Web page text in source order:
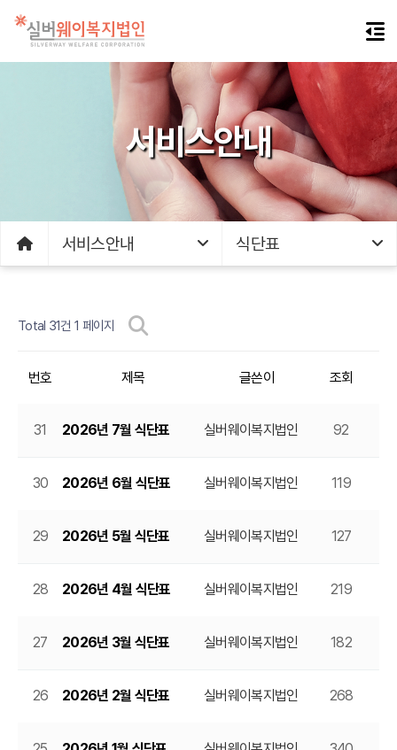
서비스안내
서비스안내 식단표
Total 31건 1 페이지
번호 제목 글쓴이 조회
31 2026년 7월 식단표 실버웨이복지법인 92
30 2026년 6월 식단표 실버웨이복지법인 119
29 2026년 5월 식단표 실버웨이복지법인 127
28 2026년 4월 식단표 실버웨이복지법인 219
27 2026년 3월 식단표 실버웨이복지법인 182
26 2026년 2월 식단표 실버웨이복지법인 268